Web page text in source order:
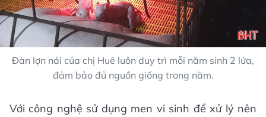
Đàn lợn nái của chị Huê luôn duy trì mỗi năm sinh 2 lứa,
đảm bảo đủ nguồn giống trong năm.
Với công nghệ sử dụng men vi sinh để xử lý nên